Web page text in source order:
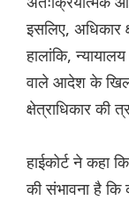
इसलिए, अधिकार
हालांकि,
वाले आदेश के
क्षेत्राधिकार की
हाईकोर्ट ने कहा
की संभावना है कि